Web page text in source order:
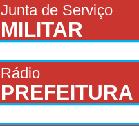
Junta de Serviço
MILITAR
Rádio
PREFEITURA